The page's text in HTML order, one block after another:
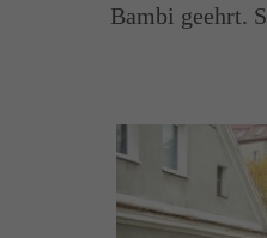
Bambi geehrt.